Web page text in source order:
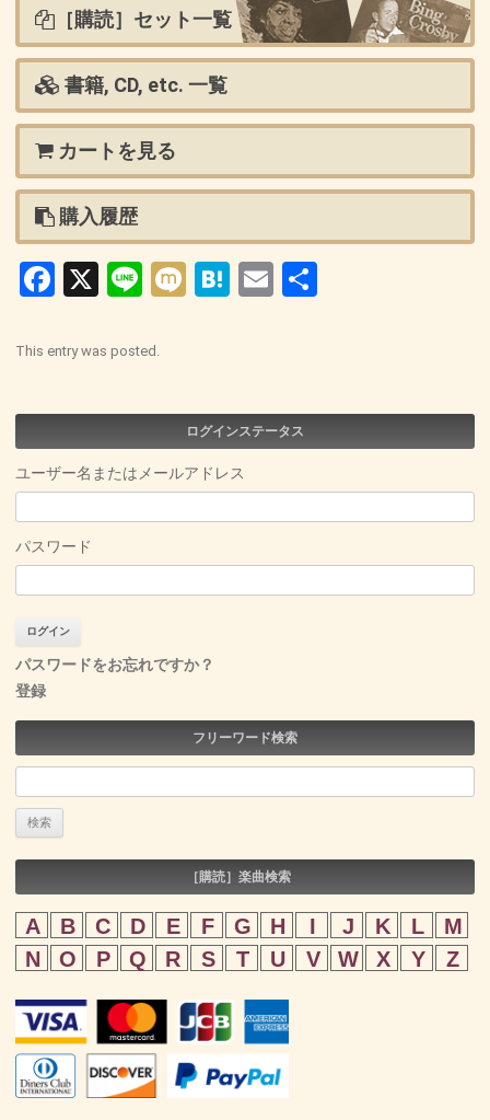
［購読］セット一覧
書籍, CD, etc. 一覧
カートを見る
購入履歴
Facebook
X LineMixiHatena
Email
This entry was posted.
ログインステータス
ユーザー名またはメールアドレス
パスワード
パスワードをお忘れですか？
登録
フリーワード検索
索:
［購読］楽曲検索
A B C D E F G H I J K L
M
N
O P Q R S T U V W X Y Z